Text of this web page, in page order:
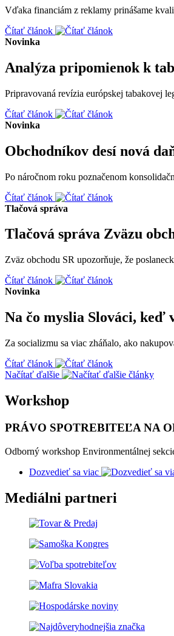
Vďaka financiám z reklamy prinášame
Čítať článok
Novinka
Analýza pripomienok k
Pripravovaná revízia európskej tabakovej
Čítať článok
Novinka
Obchodníkov desí nová
Po náročnom roku poznačenom
Čítať článok
Tlačová správa
Tlačová správa Zväzu
Zväz obchodu SR upozorňuje, že
Čítať článok
Novinka
Na čo myslia Slováci, keď
Za socializmu sa viac zháňalo, ako
Čítať článok
Načítať ďalšie
Workshop
PRÁVO SPOTREBITEĽA NA
Odborný workshop Environmentálnej
Dozvedieť sa viac
Mediálni partneri